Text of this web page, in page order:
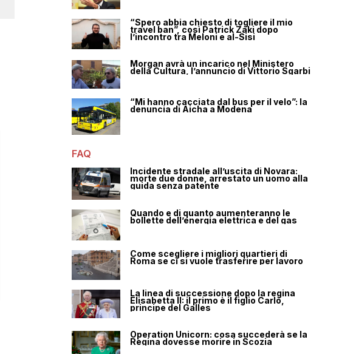
“Spero abbia chiesto di togliere il mio
travel ban”, così Patrick Zaki dopo
l’incontro tra Meloni e al-Sisi
Morgan avrà un incarico nel Ministero
della Cultura, l’annuncio di Vittorio Sgarbi
“Mi hanno cacciata dal bus per il velo”: la
denuncia di Aicha a Modena
FAQ
Incidente stradale all’uscita di Novara:
morte due donne, arrestato un uomo alla
guida senza patente
Quando e di quanto aumenteranno le
bollette dell’energia elettrica e del gas
Come scegliere i migliori quartieri di
Roma se ci si vuole trasferire per lavoro
La linea di successione dopo la regina
Elisabetta II: il primo è il figlio Carlo,
principe del Galles
Operation Unicorn: cosa succederà se la
Regina dovesse morire in Scozia